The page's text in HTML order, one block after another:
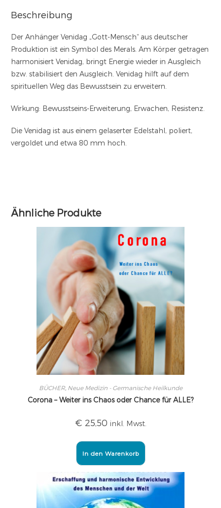
Beschreibung
Der Anhänger Venidag „Gott-Mensch“ aus deutscher
Produktion ist ein Symbol des Merals. Am Körper getragen
harmonisiert Venidag, bringt Energie wieder in Ausgleich
bzw. stabilisiert den Ausgleich. Venidag hilft auf dem
spirituellen Weg das Bewusstsein zu erweitern.
Wirkung: Bewusstseins-Erweiterung, Erwachen, Resistenz.
Die Venidag ist aus einem gelaserter Edelstahl, poliert,
vergoldet und etwa 80 mm hoch.
Ähnliche Produkte
BÜCHER, Neue Medizin - Germanische Heilkunde
Corona – Weiter ins Chaos oder Chance für ALLE?
€ 25,50 inkl. Mwst.
In den Warenkorb